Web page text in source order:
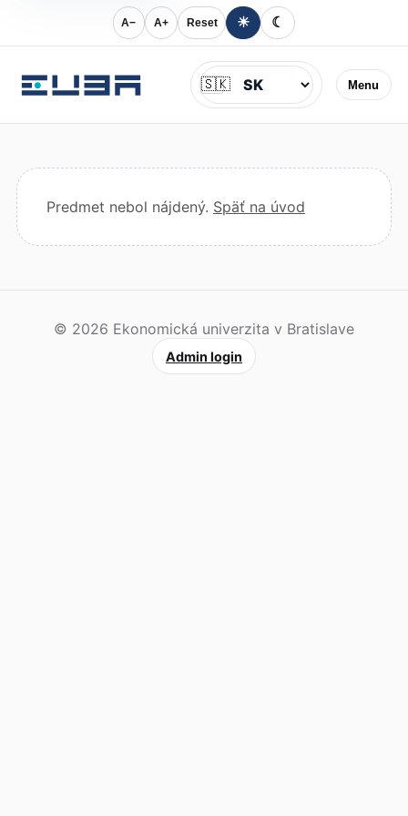
A− A+ Reset ☀ ☾
Menu
Jazyk
🇸🇰
Predmet nebol nájdený. Späť na úvod
© 2026 Ekonomická univerzita v Bratislave
Admin login